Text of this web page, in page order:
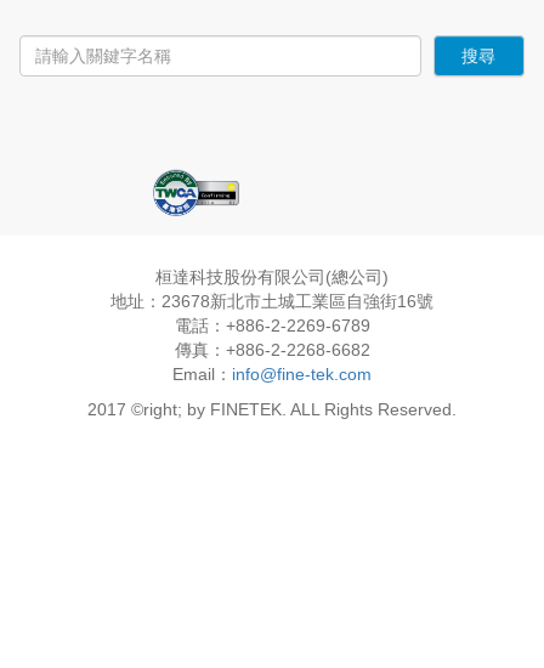
搜尋
桓達科技股份有限公司(總公司)
地址：23678新北市土城工業區自強街16號
電話：+886-2-2269-6789
傳真：+886-2-2268-6682
Email： info@fine-tek.com
2017 ©right; by FINETEK. ALL Rights Reserved.